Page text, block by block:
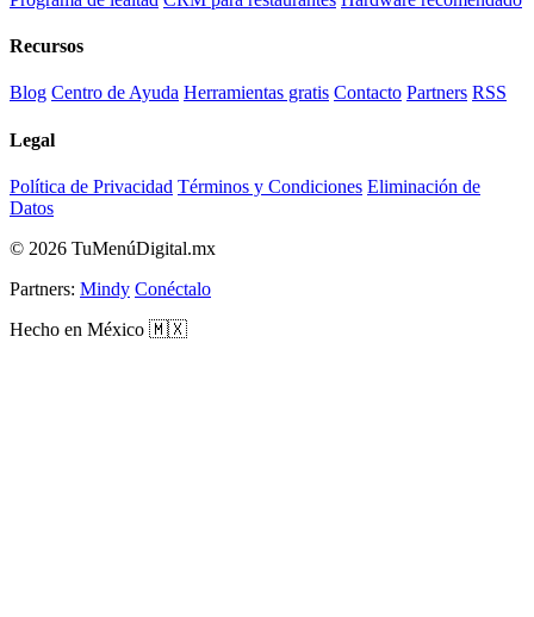
Recursos
Blog Centro de Ayuda Herramientas gratis Contacto Partners RSS
Legal
Política de Privacidad Términos y Condiciones Eliminación de
Datos
© 2026 TuMenúDigital.mx
Partners: Mindy Conéctalo
Hecho en México 🇲🇽